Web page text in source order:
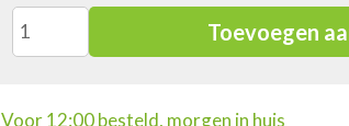
Fruit Toevoegen
Voor 12:00 besteld, morgen in huis